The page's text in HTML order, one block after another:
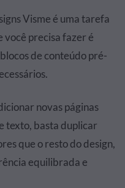
Visme é uma tarefa
você precisa fazer é
de conteúdo pré-
novas páginas
texto, basta duplicar
que o resto do design,
equilibrada e